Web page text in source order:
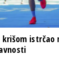
krišom